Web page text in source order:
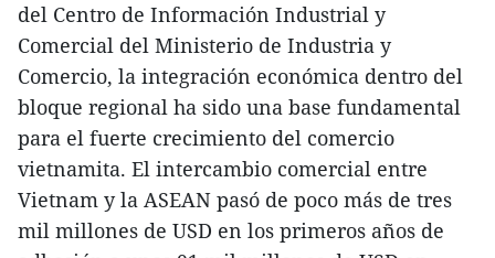
del Centro de Información Industrial y
Comercial del Ministerio de Industria y
Comercio, la integración económica dentro del
bloque regional ha sido una base fundamental
para el fuerte crecimiento del comercio
vietnamita. El intercambio comercial entre
Vietnam y la ASEAN pasó de poco más de tres
mil millones de USD en los primeros años de